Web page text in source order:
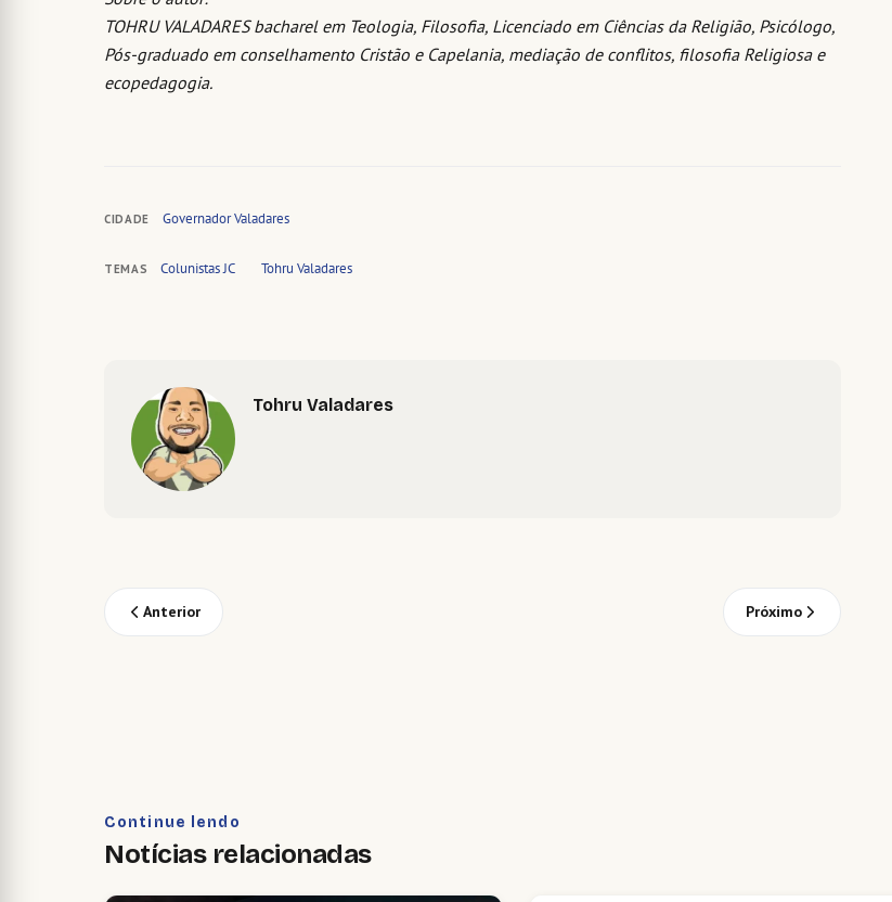
TOHRU VALADARES bacharel em Teologia, Filosofia, Licenciado em Ciências da Religião, Psicólogo,
Pós-graduado em conselhamento Cristão e Capelania, mediação de conflitos, filosofia Religiosa e
ecopedagogia.
CIDADE Governador Valadares
TEMAS Colunistas JC Tohru Valadares
Tohru Valadares
Anterior Próximo
Continue lendo
Notícias relacionadas